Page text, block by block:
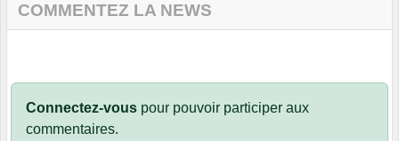
COMMENTEZ LA NEWS
Connectez-vous pour pouvoir participer aux
commentaires.